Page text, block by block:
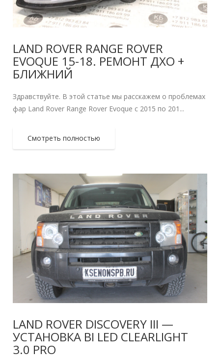
LAND ROVER RANGE ROVER
EVOQUE 15-18. РЕМОНТ ДХО +
БЛИЖНИЙ
Здравствуйте. В этой статье мы расскажем о проблемах
фар Land Rover Range Rover Evoque с 2015 по 201...
Смотреть полностью
LAND ROVER DISCOVERY III —
УСТАНОВКА BI LED CLEARLIGHT
3.0 PRO